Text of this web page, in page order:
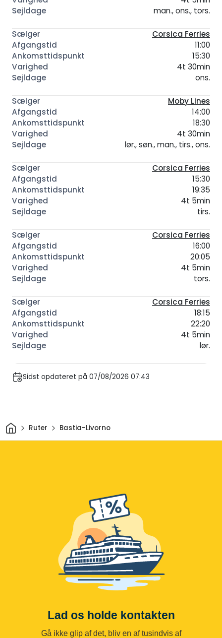
man., ons., tors.
Corsica Ferries
11:00
15:30
4t 30min
ons.
Moby Lines
14:00
18:30
4t 30min
lør., søn., man., tirs., ons.
Corsica Ferries
15:30
19:35
4t 5min
tirs.
Corsica Ferries
16:00
20:05
4t 5min
tors.
Corsica Ferries
18:15
22:20
4t 5min
lør.
Sidst opdateret på 07/08/2026 07:43
HjemRuter Bastia-Livorno
Lad os holde kontakten
Gå ikke glip af det, bliv en af tusindvis af